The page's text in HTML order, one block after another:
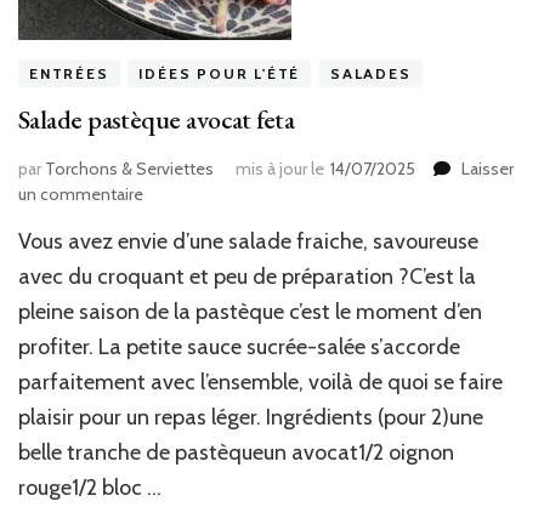
ENTRÉES IDÉES POUR L'ÉTÉ SALADES
Salade pastèque avocat feta
par Torchons & Serviettes mis à jour le 14/07/2025
Laisser
un commentairesur
pastèque
avocat
Vous avez envie d’une salade fraiche, savoureuse
avec du croquant et peu de préparation ?C’est la
pleine saison de la pastèque c’est le moment d’en
profiter. La petite sauce sucrée-salée s’accorde
parfaitement avec l’ensemble, voilà de quoi se faire
plaisir pour un repas léger. Ingrédients (pour 2)une
belle tranche de pastèqueun avocat1/2 oignon
rouge1/2 bloc …